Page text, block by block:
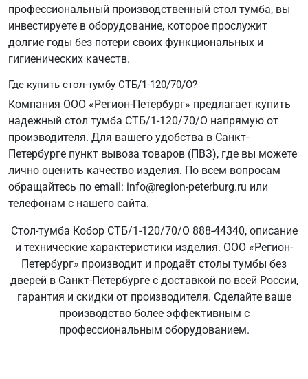
профессиональный производственный стол тумба, вы
инвестируете в оборудование, которое прослужит
долгие годы без потери своих функциональных и
гигиенических качеств.
Где купить стол-тумбу СТБ/1-120/70/О?
Компания ООО «Регион-Петербург» предлагает купить
надежный стол тумба СТБ/1-120/70/О напрямую от
производителя. Для вашего удобства в Санкт-
Петербурге пункт вывоза товаров (ПВЗ), где вы можете
лично оценить качество изделия. По всем вопросам
обращайтесь по email: info@region-peterburg.ru или
телефонам с нашего сайта.
Стол-тумба Кобор СТБ/1-120/70/О 888-44340, описание
и технические характеристики изделия. ООО «Регион-
Петербург» производит и продаёт столы тумбы без
дверей в Санкт-Петербурге с доставкой по всей России,
гарантия и скидки от производителя. Сделайте ваше
производство более эффективным с
профессиональным оборудованием.